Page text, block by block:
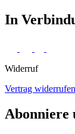
In
Widerruf
Vertrag widerrufen
Abonniere